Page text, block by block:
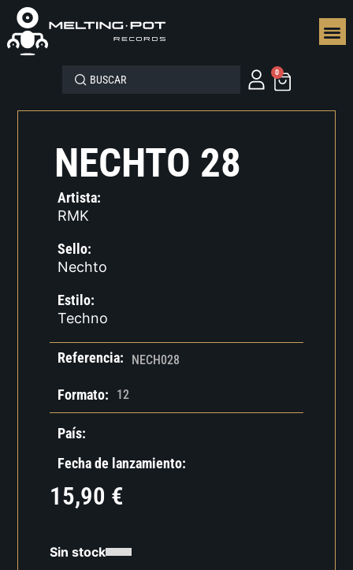
0
NECHTO 28
Artista:
RMK
Sello:
Nechto
Estilo:
Techno
Referencia: NECH028
Formato: 12
País:
Fecha de lanzamiento:
15,90 €
Sin stock